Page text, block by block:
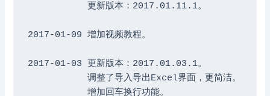
2017-01-09 增加视频教程。
2017-01-03 更新版本：2017.01.03.1。
增加回车换行功能。